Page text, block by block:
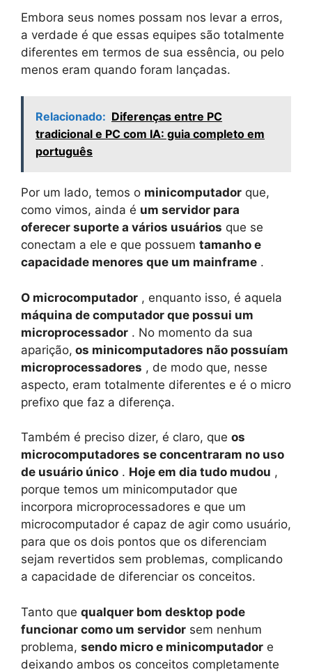
Embora seus nomes possam nos levar a erros,
a verdade é que essas equipes são totalmente
diferentes em termos de sua essência, ou pelo
menos eram quando foram lançadas.
Relacionado: Diferenças entre PC
tradicional e PC com IA: guia completo em
português
Por um lado, temos o minicomputador que,
como vimos, ainda é um servidor para
oferecer suporte a vários usuários que se
conectam a ele e que possuem tamanho e
capacidade menores que um mainframe .
O microcomputador , enquanto isso, é aquela
máquina de computador que possui um
microprocessador . No momento da sua
aparição, os minicomputadores não possuíam
microprocessadores , de modo que, nesse
aspecto, eram totalmente diferentes e é o micro
prefixo que faz a diferença.
Também é preciso dizer, é claro, que os
microcomputadores se concentraram no uso
de usuário único . Hoje em dia tudo mudou ,
porque temos um minicomputador que
incorpora microprocessadores e que um
microcomputador é capaz de agir como usuário,
para que os dois pontos que os diferenciam
sejam revertidos sem problemas, complicando
a capacidade de diferenciar os conceitos.
Tanto que qualquer bom desktop pode
funcionar como um servidor sem nenhum
problema, sendo micro e minicomputador e
deixando ambos os conceitos completamente